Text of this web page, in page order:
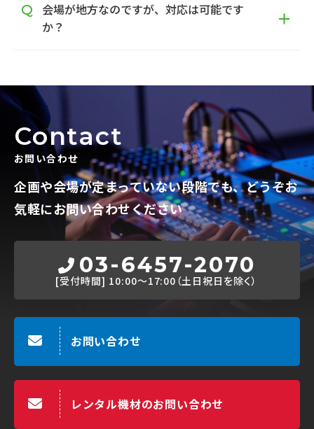
会場が地方なのですが、対応は可能です
か？
Contact
お問い合わせ
企画や会場が定まっていない段階でも、どうぞお
気軽にお問い合わせください
03-6457-2070
[受付時間] 10:00～17:00（土日祝日を除く）
お問い合わせ
レンタル機材のお問い合わせ